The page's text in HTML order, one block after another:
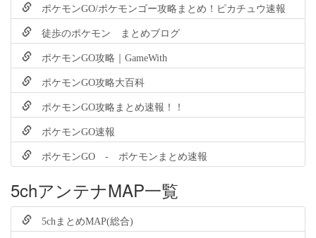
ポケモンGO/ポケモンゴー攻略まとめ！ピカチュウ速報
徒歩のポケモン まとめブログ
ポケモンGO攻略｜GameWith
ポケモンGO攻略大百科
ポケモンGO攻略まとめ速報！！
ポケモンGO速報
ポケモンGO - ポケモンまとめ速報
5chアンテナMAP一覧
5chまとめMAP(総合)